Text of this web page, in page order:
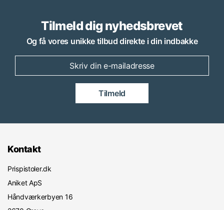
Tilmeld dig nyhedsbrevet
Og få vores unikke tilbud direkte i din indbakke
Tilmeld
Kontakt
Prispistoler.dk
Aniket ApS
Håndværkerbyen 16